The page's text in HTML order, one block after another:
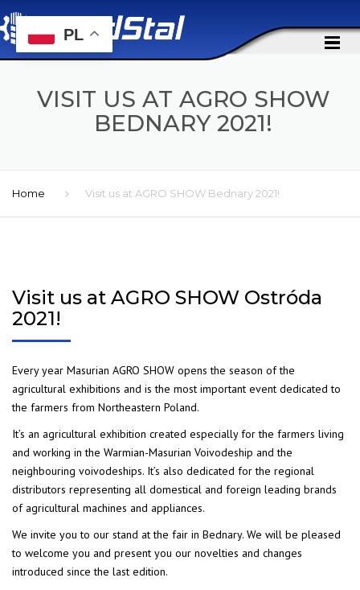
VISIT US AT AGRO SHOW
BEDNARY 2021!
Home Visit us at AGRO SHOW Bednary 2021!
Visit us at AGRO SHOW Ostróda
2021!
Every year Masurian AGRO SHOW opens the season of the
agricultural exhibitions and is the most important event dedicated to
the farmers from Northeastern Poland.
It’s an agricultural exhibition created especially for the farmers living
and working in the Warmian-Masurian Voivodeship and the
neighbouring voivodeships. It’s also dedicated for the regional
distributors representing all domestical and foreign leading brands
of agricultural machines and appliances.
We invite you to our stand at the fair in Bednary. We will be pleased
to welcome you and present you our novelties and changes
introduced since the last edition.
PL